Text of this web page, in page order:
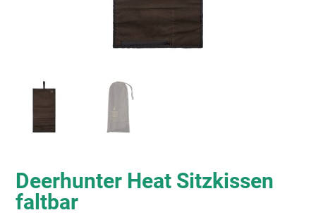
Deerhunter Heat Sitzkissen
faltbar